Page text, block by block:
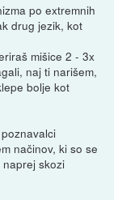
po extremnih
drug jezik, kot
mišice 2 - 3x
naj ti narišem,
bolje kot
načinov, ki so se
skozi